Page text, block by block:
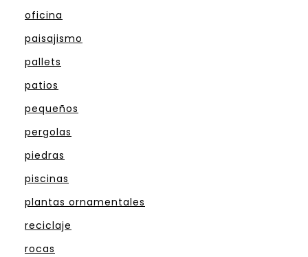
oficina
paisajismo
pallets
patios
pequeños
pergolas
piedras
piscinas
plantas ornamentales
reciclaje
rocas